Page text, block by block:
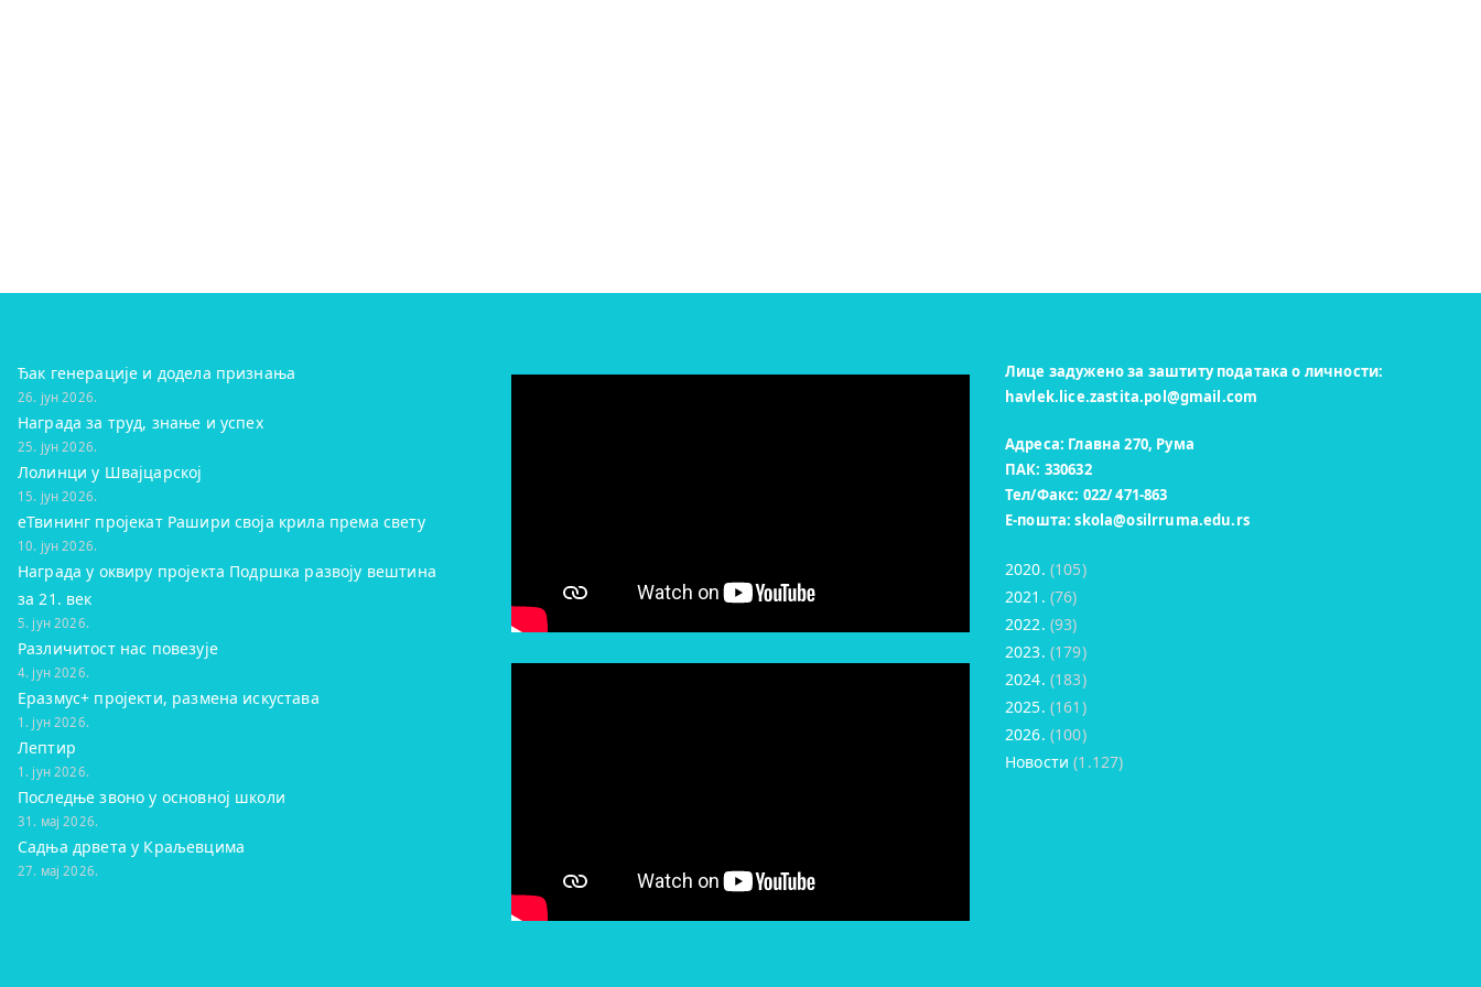
Ђак генерације и додела признања
26. јун 2026.
Награда за труд, знање и успех
25. јун 2026.
Лолинци у Швајцарској
15. јун 2026.
eТвининг пројекат Рашири своја крила према свету
10. јун 2026.
Награда у оквиру пројекта Подршка развоју вештина
за 21. век
5. јун 2026.
Различитост нас повезује
4. јун 2026.
Еразмус+ пројекти, размена искустава
1. јун 2026.
Лептир
1. јун 2026.
Последње звоно у основној школи
31. мај 2026.
Садња дрвета у Краљевцима
27. мај 2026.
Лице задужено за заштиту података о личности:
havlek.lice.zastita.pol@gmail.com
Адреса: Главна 270, Рума
ПАК: 330632
Тел/Факс: 022/ 471-863
Е-пошта:skola@osilrruma.edu.rs
2020. (105)
2021. (76)
2022. (93)
2023. (179)
2024. (183)
2025. (161)
2026. (100)
Новости (1.127)